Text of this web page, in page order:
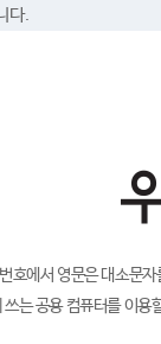
다.
호에서 영문은 대소문
쓰는 공용 컴퓨터를 이